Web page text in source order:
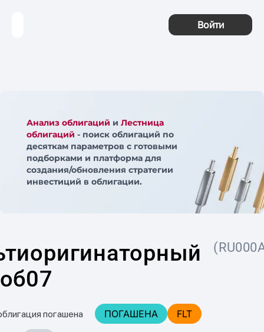
Войти
Анализ облигаций и Лестница
облигаций - поиск облигаций по
десяткам параметров с готовыми
подборками и платформа для
создания/обновления стратегии
инвестиций в облигации.
погашена ПОГАШЕНА FLT